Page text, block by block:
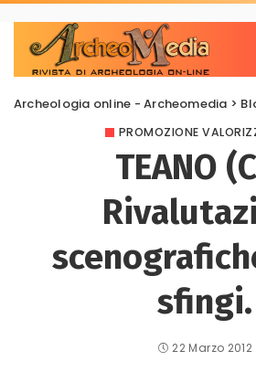
Archeologia online - Archeomedia >
PROMOZIONE
TEANO
sfingi.
22 Marzo 2012